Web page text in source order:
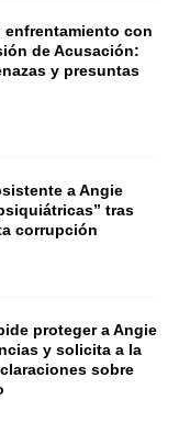
con
de Acusación:
y presuntas
a Angie
tras
corrupción
proteger a Angie
y solicita a la
sobre